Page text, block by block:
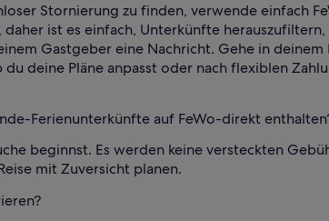
Stornierung zu finden, verwende einfach
daher ist es einfach, Unterkünfte
Gastgeber eine Nachricht. Gehe in deinem
deine Pläne anpasst oder nach flexiblen
Ferienunterkünfte auf FeWo-direkt
beginnst. Es werden keine versteckten
mit Zuversicht planen.